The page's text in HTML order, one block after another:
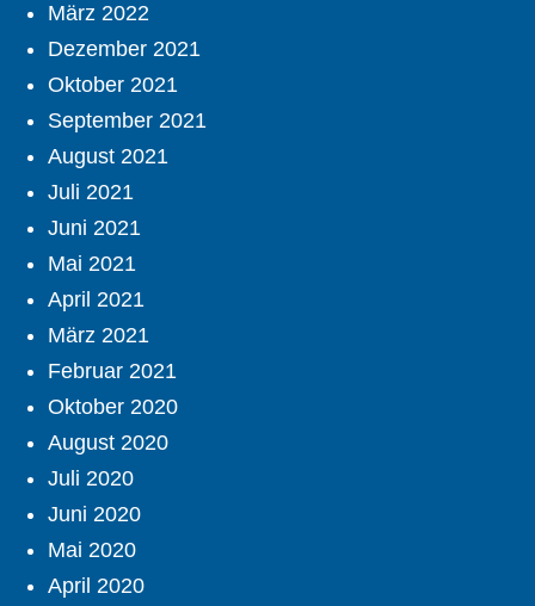
März 2022
Dezember 2021
Oktober 2021
September 2021
August 2021
Juli 2021
Juni 2021
Mai 2021
April 2021
März 2021
Februar 2021
Oktober 2020
August 2020
Juli 2020
Juni 2020
Mai 2020
April 2020